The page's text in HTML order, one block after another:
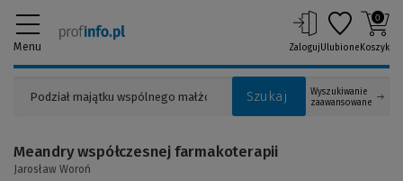
Menu
Szukaj
Wyszukiwanie
zaawansowane
ZalogujUlubione
0
Koszyk
Meandry współczesnej farmakoterapii
Jarosław Woroń